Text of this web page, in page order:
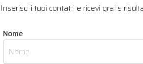
Inserisci i tuoi contatti e ricevi gratis
Nome